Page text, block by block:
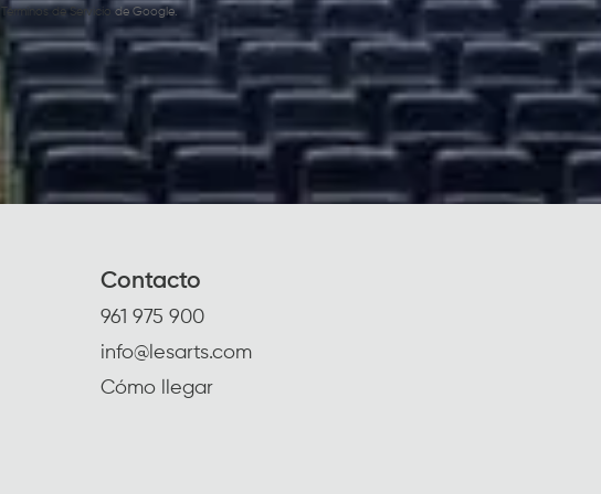
Términos de Servicio de Google.
Contacto
961 975 900
info@lesarts.com
Cómo llegar